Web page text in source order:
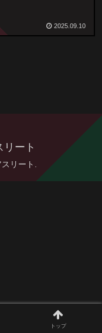
多様な33名の腰振り
大集合！！
2025.09.10
ート
リート.
トップ